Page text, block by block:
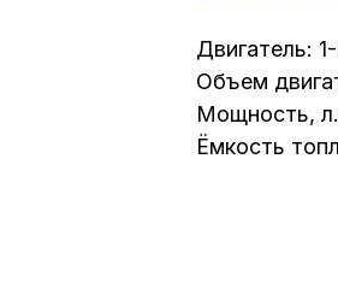
Двигатель:
Объем
Мощность,
Ёмкость